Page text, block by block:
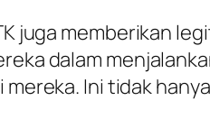
juga memberikan
dalam
mereka. Ini tidak